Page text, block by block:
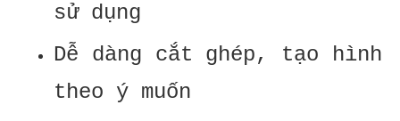
sử dụng
Dễ dàng cắt ghép, tạo hình
theo ý muốn